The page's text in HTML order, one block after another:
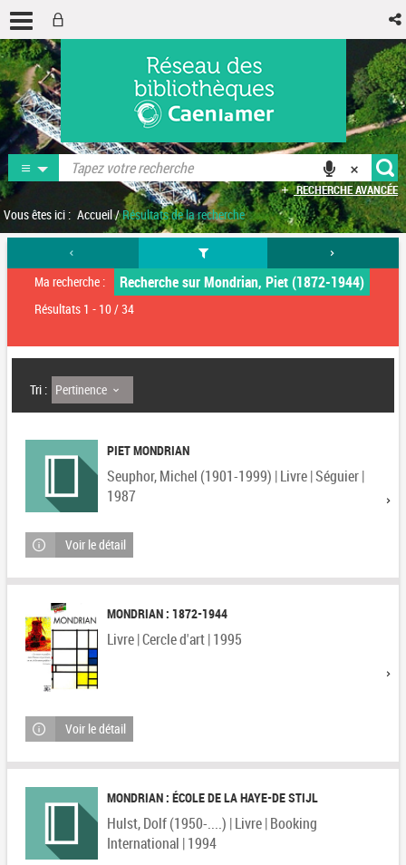
RECHERCHE AVANCÉE
Vous êtes ici : Accueil/Résultats de la recherche
Ma recherche : Recherche sur Mondrian, Piet (1872-1944)
Résultats 1 - 10/ 34
Tri : Pertinence
PIET MONDRIAN
Seuphor, Michel (1901-1999) | Livre | Séguier |
1987
Voir le détail
MONDRIAN : 1872-1944
Livre | Cercle d'art | 1995
Voir le détail
MONDRIAN : ÉCOLE DE LA HAYE-DE STIJL
Hulst, Dolf (1950-....) | Livre | Booking
International | 1994